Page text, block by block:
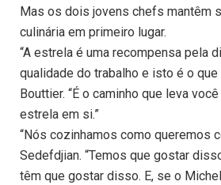
Mas os dois jovens chefs mantêm
culinária em primeiro lugar.
“A estrela é uma recompensa pela
qualidade do trabalho e isto é o
Bouttier. “É o caminho que leva
estrela em si.”
“Nós cozinhamos como queremos
Sedefdjian. “Temos que gostar
têm que gostar disso. E, se o